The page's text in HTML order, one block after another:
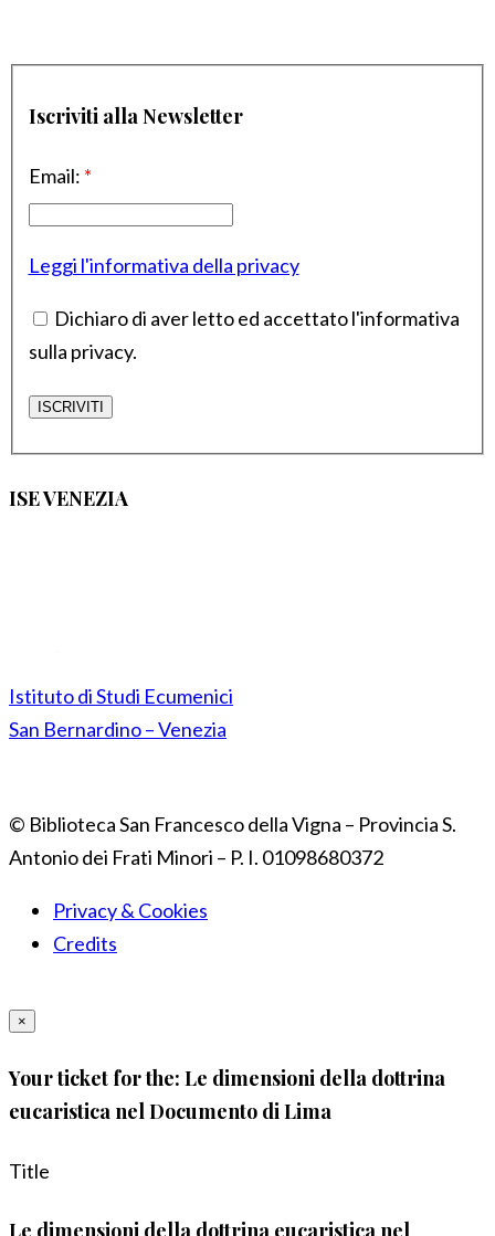
Iscriviti alla Newsletter
Email: *
Leggi l'informativa della privacy
Dichiaro di aver letto ed accettato l'informativa
sulla privacy.
ISE VENEZIA
Istituto di Studi Ecumenici
San Bernardino – Venezia
© Biblioteca San Francesco della Vigna – Provincia S.
Antonio dei Frati Minori – P. I. 01098680372
Privacy & Cookies
Credits
×
Your ticket for the: Le dimensioni della dottrina
eucaristica nel Documento di Lima
Title
Le dimensioni della dottrina eucaristica nel